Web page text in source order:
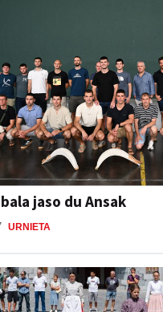
jaso du Ansak
URNIETA